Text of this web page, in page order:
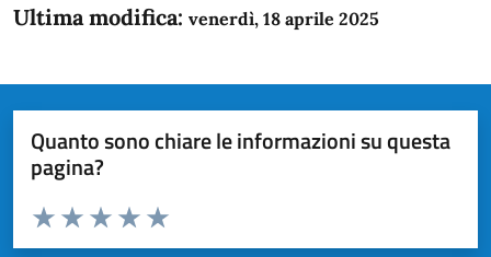
Ultima modifica: venerdì, 18 aprile 2025
Quanto sono chiare le informazioni su questa
pagina?
Domanda
Valuta da 1 a 5 stelle la pagina
Valuta 5 stelle su 5
Valuta 4 stelle su 5
Valuta 3 stelle su 5
Valuta 2 stelle su 5
Valuta 1 stelle su 5